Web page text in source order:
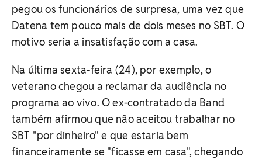
pegou os funcionários de surpresa, uma vez que
Datena tem pouco mais de dois meses no SBT. O
motivo seria a insatisfação com a casa.
Na última sexta-feira (24), por exemplo, o
veterano chegou a reclamar da audiência no
programa ao vivo. O ex-contratado da Band
também afirmou que não aceitou trabalhar no
SBT "por dinheiro" e que estaria bem
financeiramente se "ficasse em casa", chegando